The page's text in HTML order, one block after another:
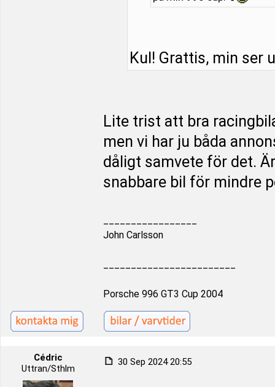
Kul! Grattis, min ser
Lite trist att bra
men vi har ju båda
dåligt samvete för det.
snabbare bil för mindre
John Carlsson
Porsche 996 GT3 Cup 2004
Cédric
Uttran/Sthlm
30 Sep 2024 20:55